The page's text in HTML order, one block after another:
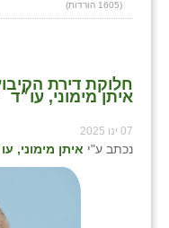
(1605 הורדות)
חלוקת דירת
איתן מימוני, עו״ד
07 ינו 2025
נכתב ע"י איתן מימוני,